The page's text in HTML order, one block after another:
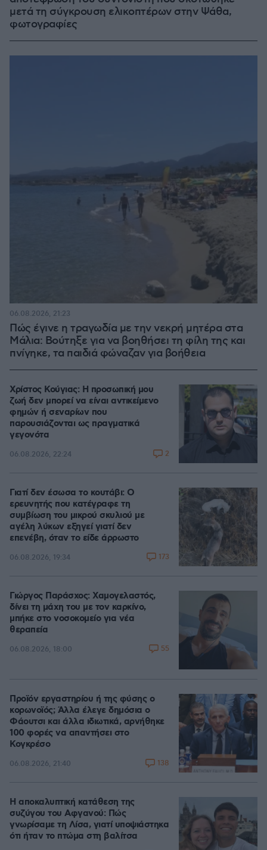
μετά τη σύγκρουση ελικοπτέρων στην Ψάθα,
φωτογραφίες
Πώς έγινε η τραγωδία με την νεκρή μητέρα στα
Μάλια: Βούτηξε για να βοηθήσει τη φίλη της και
πνίγηκε, τα παιδιά φώναζαν για βοήθεια
06.08.2026, 21:23
Χρίστος Κούγιας: Η προσωπική μου
ζωή δεν μπορεί να είναι αντικείμενο
φημών ή σεναρίων που
παρουσιάζονται ως πραγματικά
γεγονότα
06.08.2026, 22:24 2
Γιατί δεν έσωσα το κουτάβι: Ο
ερευνητής που κατέγραφε τη
συμβίωση του μικρού σκυλιού με
αγέλη λύκων εξηγεί γιατί δεν
επενέβη, όταν το είδε άρρωστο
06.08.2026, 19:34 173
Γιώργος Παράσχος: Χαμογελαστός,
δίνει τη μάχη του με τον καρκίνο,
μπήκε στο νοσοκομείο για νέα
θεραπεία
06.08.2026, 18:00 55
Προϊόν εργαστηρίου ή της φύσης ο
κορωνοϊός; Άλλα έλεγε δημόσια ο
Φάουτσι και άλλα ιδιωτικά, αρνήθηκε
100 φορές να απαντήσει στο
Κογκρέσο
06.08.2026, 21:40 138
Η αποκαλυπτική κατάθεση της
συζύγου του Αφγανού: Πώς
γνωρίσαμε τη Λίσα, γιατί υποψιάστηκα
ότι ήταν το πτώμα στη βαλίτσα